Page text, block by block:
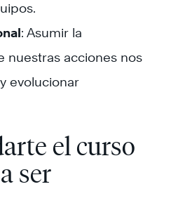
: Asumir la
nuestras acciones nos
evolucionar
el curso
ser